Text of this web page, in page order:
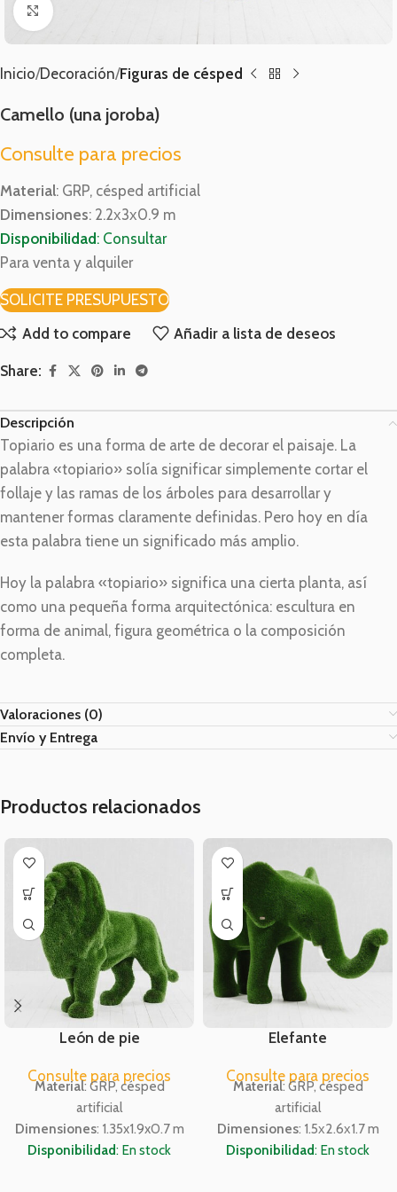
Click para ampliar
Inicio Decoración Figuras de césped
Camello (una joroba)
Consulte para precios
Material: GRP, césped artificial
Dimensiones: 2.2х3х0.9 m
Disponibilidad: Consultar
Para venta y alquiler
SOLICITE PRESUPUESTO
Add to compare
Añadir a lista de deseos
Share:
Descripción
Topiario es una forma de arte de decorar el paisaje. La
palabra «topiario» solía significar simplemente cortar el
follaje y las ramas de los árboles para desarrollar y
mantener formas claramente definidas. Pero hoy en día
esta palabra tiene un significado más amplio.
Hoy la palabra «topiario» significa una cierta planta, así
como una pequeña forma arquitectónica: escultura en
forma de animal, figura geométrica o la composición
completa.
Valoraciones (0)
Envío y Entrega
Productos relacionados
León de pie
Consulte para precios
Material: GRP, césped
artificial
Dimensiones: 1.35x1.9x0.7 m
Disponibilidad: En stock
Elefante
Consulte para precios
Material: GRP, césped
artificial
Dimensiones: 1.5х2.6х1.7 m
Disponibilidad: En stock